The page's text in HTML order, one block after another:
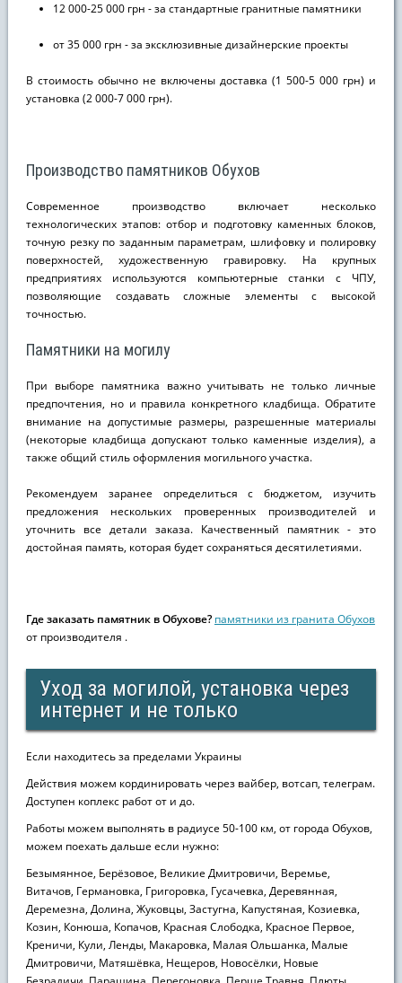
12 000-25 000 грн - за стандартные гранитные памятники
от 35 000 грн - за эксклюзивные дизайнерские проекты
В стоимость обычно не включены доставка (1 500-5 000 грн) и
установка (2 000-7 000 грн).
Производство памятников Обухов
Современное производство включает несколько
технологических этапов: отбор и подготовку каменных блоков,
точную резку по заданным параметрам, шлифовку и полировку
поверхностей, художественную гравировку. На крупных
предприятиях используются компьютерные станки с ЧПУ,
позволяющие создавать сложные элементы с высокой
точностью.
Памятники на могилу
При выборе памятника важно учитывать не только личные
предпочтения, но и правила конкретного кладбища. Обратите
внимание на допустимые размеры, разрешенные материалы
(некоторые кладбища допускают только каменные изделия), а
также общий стиль оформления могильного участка.
Рекомендуем заранее определиться с бюджетом, изучить
предложения нескольких проверенных производителей и
уточнить все детали заказа. Качественный памятник - это
достойная память, которая будет сохраняться десятилетиями.
Где заказать памятник в Обухове? памятники из гранита Обухов
от производителя .
Уход за могилой, установка через
интернет и не только
Если находитесь за пределами Украины
Действия можем кординировать через вайбер, вотсап, телеграм.
Доступен коплекс работ от и до.
Работы можем выполнять в радиусе 50-100 км, от города Обухов,
можем поехать дальше если нужно:
Безымянное, Берёзовое, Великие Дмитровичи, Веремье,
Витачов, Германовка, Григоровка, Гусачевка, Деревянная,
Деремезна, Долина, Жуковцы, Застугна, Капустяная, Козиевка,
Козин, Конюша, Копачов, Красная Слободка, Красное Первое,
Креничи, Кули, Ленды, Макаровка, Малая Ольшанка, Малые
Дмитровичи, Матяшёвка, Нещеров, Новосёлки, Новые